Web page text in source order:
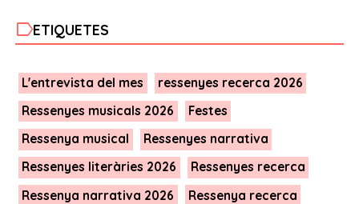
labelETIQUETES
L'entrevista del mes
ressenyes recerca 2026
Ressenyes musicals 2026
Festes
Ressenya musical
Ressenyes narrativa
Ressenyes literàries 2026
Ressenyes recerca
Ressenya narrativa 2026
Ressenya recerca